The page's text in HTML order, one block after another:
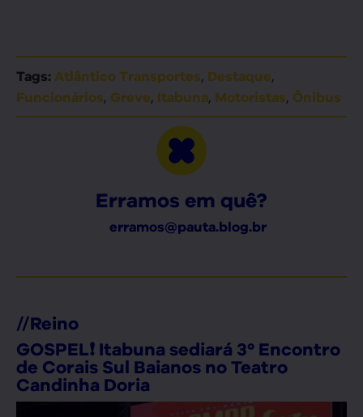
Tags: Atlântico Transportes, Destaque,
Funcionários, Greve, Itabuna, Motoristas, Ônibus
Erramos em quê?
erramos@pauta.blog.br
//Reino
GOSPEL❗ Itabuna sediará 3º Encontro
de Corais Sul Baianos no Teatro
Candinha Doria